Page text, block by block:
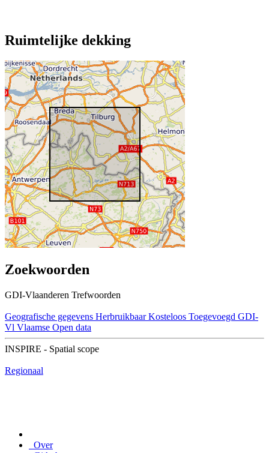
Ruimtelijke dekking
Zoekwoorden
GDI-Vlaanderen Trefwoorden
Geografische gegevens Herbruikbaar Kosteloos Toegevoegd GDI-
Vl Vlaamse Open data
INSPIRE - Spatial scope
Regionaal
Over